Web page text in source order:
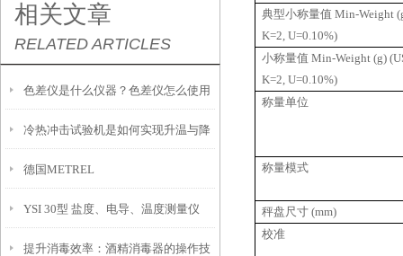
相关文章
RELATED ARTICLES
色差仪是什么仪器？色差仪怎么使用
冷热冲击试验机是如何实现升温与降
温的过程？
德国METREL
YSI 30型 盐度、电导、温度测量仪
提升消毒效率：酒精消毒器的操作技
典型小称量值 Min-Weight
K=2, U=0.10%)
小称量值 Min-Weight (g)
K=2, U=0.10%)
称量单位
称量模式
秤盘尺寸 (mm)
校准